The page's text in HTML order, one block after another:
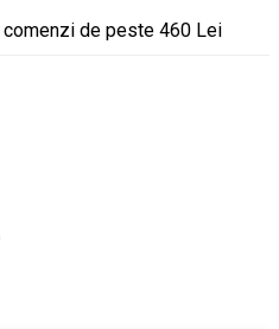
comenzi de peste 460 Lei